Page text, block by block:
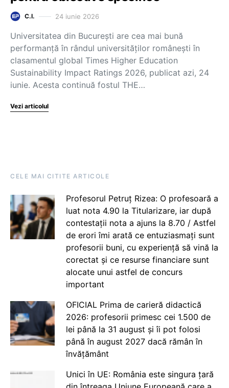
C.I. 24 iunie 2026
Universitatea din București are cea mai bună
performanță în rândul universităților românești în
clasamentul global Times Higher Education
Sustainability Impact Ratings 2026, publicat azi, 24
iunie. Acesta continuă fostul THE…
Vezi articolul
CELE MAI CITITE ARTICOLE
Profesorul Petruț Rizea: O profesoară a
luat nota 4.90 la Titularizare, iar după
contestații nota a ajuns la 8.70 / Astfel
de erori îmi arată ce entuziasmați sunt
profesorii buni, cu experiență să vină la
corectat și ce resurse financiare sunt
alocate unui astfel de concurs
important
OFICIAL Prima de carieră didactică
2026: profesorii primesc cei 1.500 de
lei până la 31 august și îi pot folosi
până în august 2027 dacă rămân în
învățământ
Unici în UE: România este singura țară